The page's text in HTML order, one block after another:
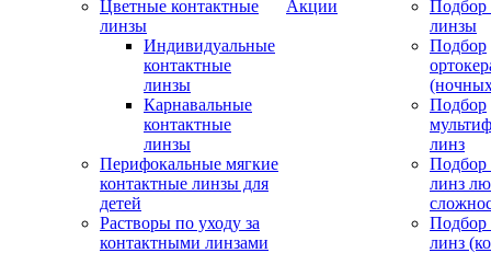
Цветные контактные
линзы
Индивидуальные
контактные
линзы
Карнавальные
контактные
линзы
Перифокальные мягкие
контактные линзы для
детей
Растворы по уходу за
контактными линзами
Акции
Подбор
линзы
Подбор
Подбор
линз
Подбор
линз
Подбор
линз